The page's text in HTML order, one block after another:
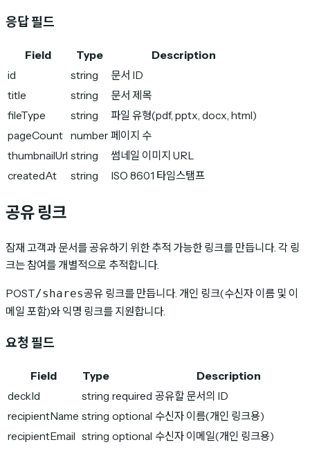
응답 필드
Field Type
Description
id
string
문서 ID
title
string
문서 제목
fileType
string
파일 유형(pdf, pptx, docx, html)
pageCount number 페이지 수
thumbnailUrl string
썸네일 이미지 URL
createdAt
string ISO 8601 타임스탬프
공유 링크
잠재 고객과 문서를 공유하기 위한 추적 가능한 링크를 만듭니다. 각 링
크는 참여를 개별적으로 추적합니다.
POST/shares공유 링크를 만듭니다. 개인 링크(수신자 이름 및 이
메일 포함)와 익명 링크를 지원합니다.
요청 필드
Field Type
Description
deckId
string required 공유할 문서의 ID
recipientName string optional 수신자 이름(개인 링크용)
recipientEmail string optional 수신자 이메일(개인 링크용)